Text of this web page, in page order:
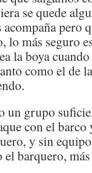
se quede
pero
lo más seguro
la boya
como el de
un grupo
con el barco
y sin
el barquero,